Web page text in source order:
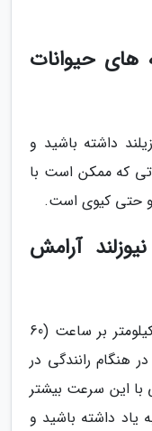
های حیوانات
داشته باشید و
که ممکن است با
و حتی کیوی است.
آرامش
حداکثر سرعت در نیوزیلند معمولا 100 کیلومتر بر ساعت (60
هنگام رانندگی در
با این سرعت بیشتر
یاد داشته باشید و